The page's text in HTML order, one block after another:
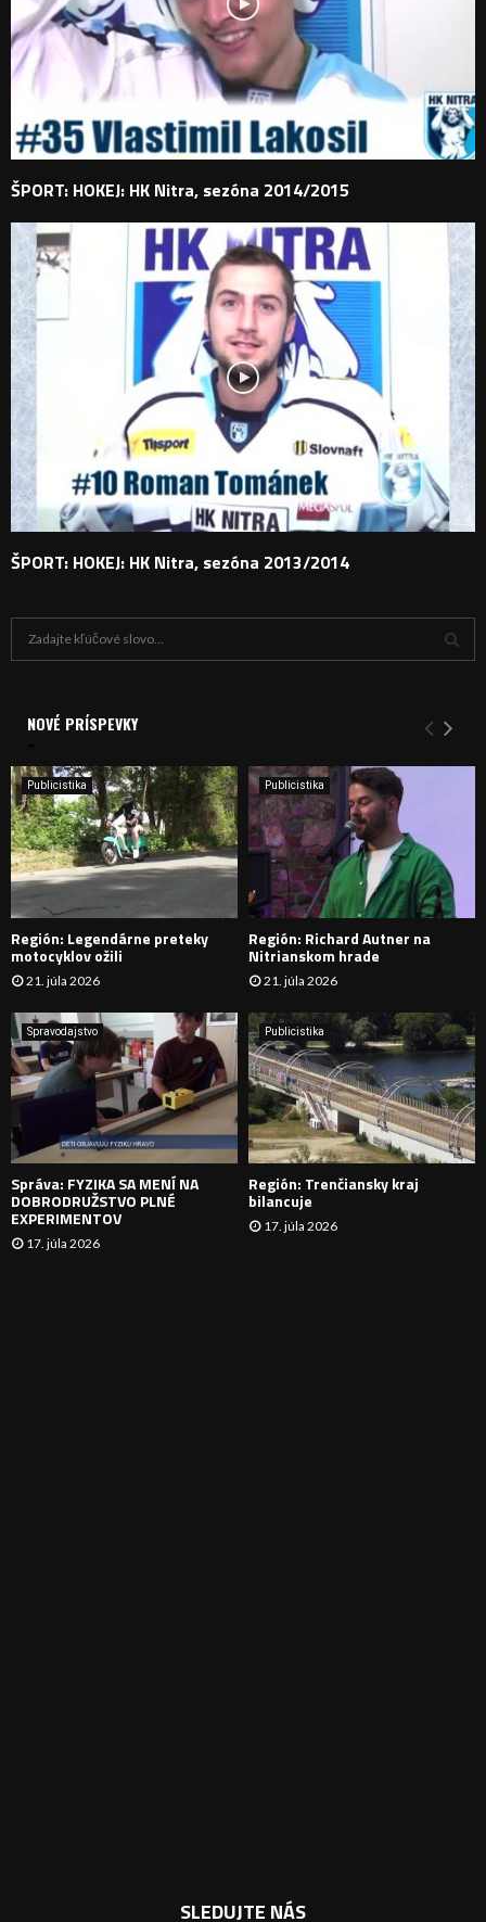
ŠPORT: HOKEJ: HK Nitra, sezóna 2014/2015
ŠPORT: HOKEJ: HK Nitra, sezóna 2013/2014
i
e
:
Y
H
D
A
N
I
E
NOVÉ PRÍSPEVKY
Publicistika
Región: Legendárne preteky
motocyklov ožili
21. júla 2026
Publicistika
Región: Richard Autner na
Nitrianskom hrade
21. júla 2026
Spravodajstvo
Správa: FYZIKA SA MENÍ NA
DOBRODRUŽSTVO PLNÉ
EXPERIMENTOV
17. júla 2026
Publicistika
Región: Trenčiansky kraj
bilancuje
17. júla 2026
SLEDUJTE NÁS